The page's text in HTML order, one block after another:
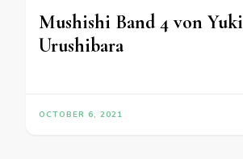
Mushishi Band 4 von Yuki
Urushibara
OCTOBER 6, 2021